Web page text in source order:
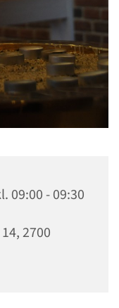
09:00 - 09:30
2700